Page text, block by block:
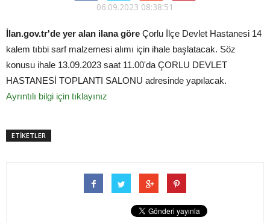
06.09.2023 08:38:51
İlan.gov.tr'de yer alan ilana göre Çorlu İlçe Devlet Hastanesi 14
kalem tıbbi sarf malzemesi alımı için ihale başlatacak. Söz
konusu ihale 13.09.2023 saat 11.00'da ÇORLU DEVLET
HASTANESİ TOPLANTI SALONU adresinde yapılacak.
Ayrıntılı bilgi için tıklayınız
ETİKETLER